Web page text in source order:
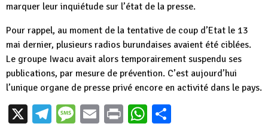
marquer leur inquiétude sur l’état de la presse.
Pour rappel, au moment de la tentative de coup d’Etat le 13
mai dernier, plusieurs radios burundaises avaient été ciblées.
Le groupe Iwacu avait alors temporairement suspendu ses
publications, par mesure de prévention. C’est aujourd’hui
l’unique organe de presse privé encore en activité dans le pays.
X Telegram
Message
EmailPrintWhatsApp